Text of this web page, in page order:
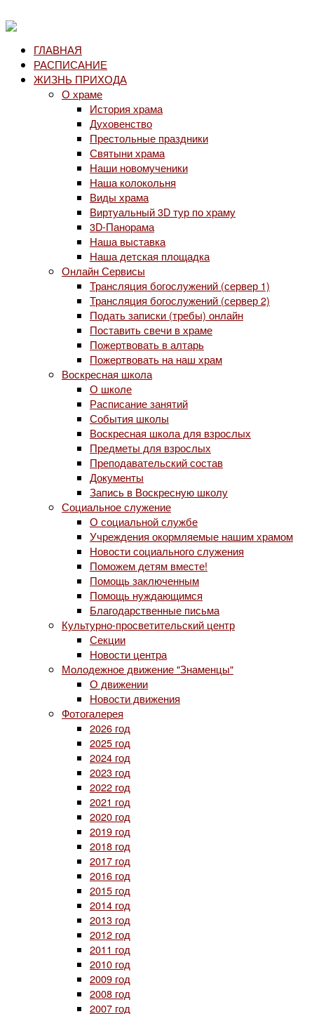
ГЛАВНАЯ
РАСПИСАНИЕ
ЖИЗНЬ ПРИХОДА
О храме
История храма
Духовенство
Престольные праздники
Святыни храма
Наши новомученики
Наша колокольня
Виды храма
Виртуальный 3D тур по храму
3D-Панорама
Наша выставка
Наша детская площадка
Онлайн Сервисы
Трансляция богослужений (сервер 1)
Трансляция богослужений (сервер 2)
Подать записки (требы) онлайн
Поставить свечи в храме
Пожертвовать в алтарь
Пожертвовать на наш храм
Воскресная школа
О школе
Расписание занятий
События школы
Воскресная школа для взрослых
Предметы для взрослых
Преподавательский состав
Документы
Запись в Воскресную школу
Социальное служение
О социальной службе
Учреждения окормляемые нашим храмом
Новости социального служения
Поможем детям вместе!
Помощь заключенным
Помощь нуждающимся
Благодарственные письма
Культурно-просветительский центр
Секции
Новости центра
Молодежное движение "Знаменцы"
О движении
Новости движения
Фотогалерея
2026 год
2025 год
2024 год
2023 год
2022 год
2021 год
2020 год
2019 год
2018 год
2017 год
2016 год
2015 год
2014 год
2013 год
2012 год
2011 год
2010 год
2009 год
2008 год
2007 год